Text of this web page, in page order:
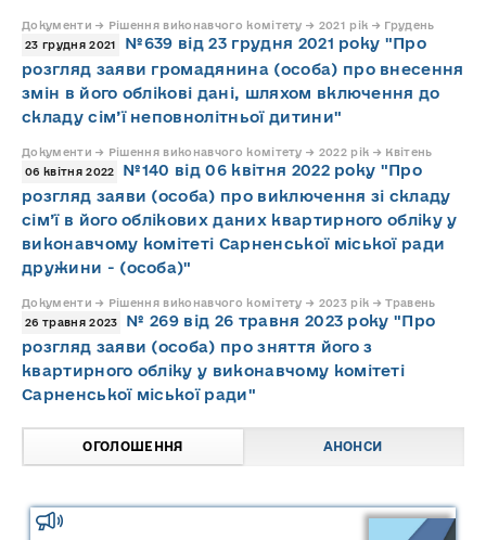
Документи → Рішення виконавчого комітету → 2021 рік → Грудень
23 грудня 2021
№639 від 23 грудня 2021 року "Про
розгляд заяви громадянина (особа) про внесення
змін в його облікові дані, шляхом включення до
складу сім’ї неповнолітньої дитини"
Документи → Рішення виконавчого комітету → 2022 рік → Квітень
06 квітня 2022
№140 від 06 квітня 2022 року "Про
розгляд заяви (особа) про виключення зі складу
сім’ї в його облікових даних квартирного обліку у
виконавчому комітеті Сарненської міської ради
дружини - (особа)"
Документи → Рішення виконавчого комітету → 2023 рік → Травень
26 травня 2023
№ 269 від 26 травня 2023 року "Про
розгляд заяви (особа) про зняття його з
квартирного обліку у виконавчому комітеті
Сарненської міської ради"
ОГОЛОШЕННЯ АНОНСИ